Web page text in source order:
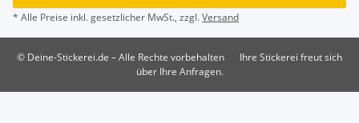
* Alle Preise inkl. gesetzlicher MwSt., zzgl.Versand
© Deine-Stickerei.de – Alle Rechte vorbehalten
Ihre Stickerei freut sich
über Ihre Anfragen.